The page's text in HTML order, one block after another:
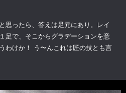
思ったら、答えは足元にあり。レイ
足で、そこからグラデーションを意
わけか！ う〜んこれは匠の技とも言